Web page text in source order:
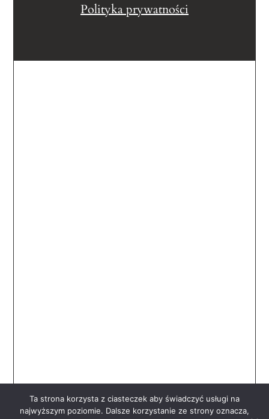
Polityka prywatności
Ta strona korzysta z ciasteczek aby świadczyć usługi na
najwyższym poziomie. Dalsze korzystanie ze strony oznacza,